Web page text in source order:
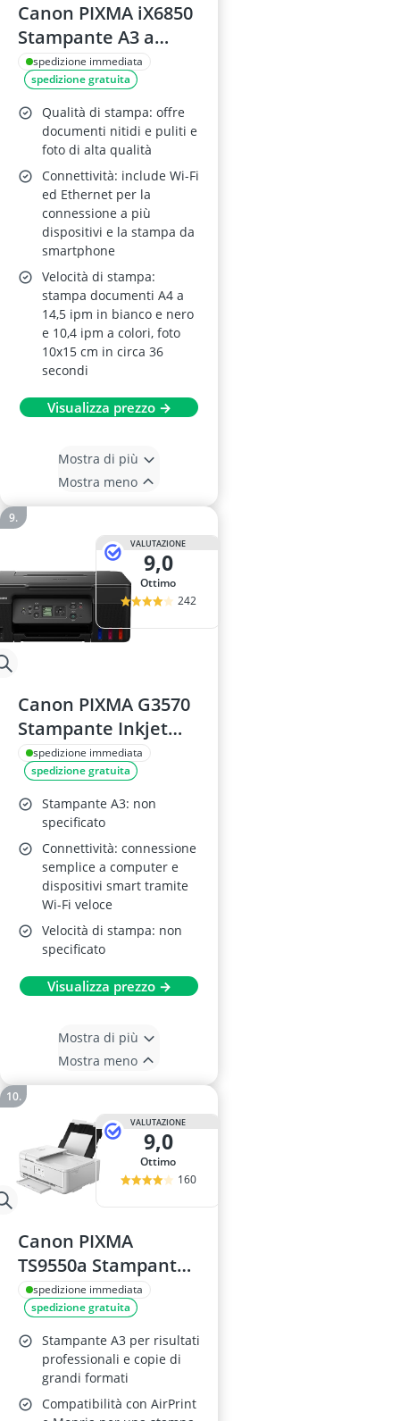
Canon PIXMA iX6850
Stampante A3 a
Colori
spedizione immediata
spedizione gratuita
Qualità di stampa: offre
documenti nitidi e puliti e
foto di alta qualità
Connettività: include Wi-Fi
ed Ethernet per la
connessione a più
dispositivi e la stampa da
smartphone
Velocità di stampa:
stampa documenti A4 a
14,5 ipm in bianco e nero
e 10,4 ipm a colori, foto
10x15 cm in circa 36
secondi
Visualizza prezzo →
Mostra di più
Mostra meno
VALUTAZIONE
9,0
Ottimo
242
Canon PIXMA G3570
Stampante Inkjet
Multifunzione
spedizione immediata
spedizione gratuita
Stampante A3: non
specificato
Connettività: connessione
semplice a computer e
dispositivi smart tramite
Wi-Fi veloce
Velocità di stampa: non
specificato
Visualizza prezzo →
Mostra di più
Mostra meno
VALUTAZIONE
9,0
Ottimo
160
Canon PIXMA
TS9550a Stampante
Multifunzione A3
spedizione immediata
spedizione gratuita
Stampante A3 per risultati
professionali e copie di
grandi formati
Compatibilità con AirPrint